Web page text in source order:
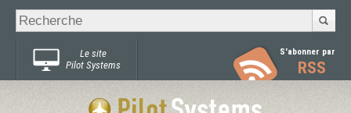
Chercher par
Recherche
avancée…
Le site
Pilot Systems
S'abonner par
RSS